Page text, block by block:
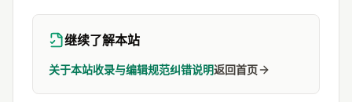
继续了解本站
关于本站收录与编辑规范纠错说明返回首页